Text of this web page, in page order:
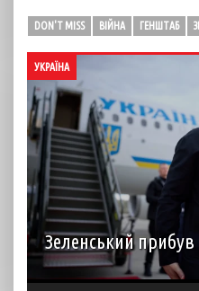
DON'T MISS ВІЙНА ГЕНШТАБ
УКРАЇНА
Зеленський прибув
Президент України
Сербії разом із